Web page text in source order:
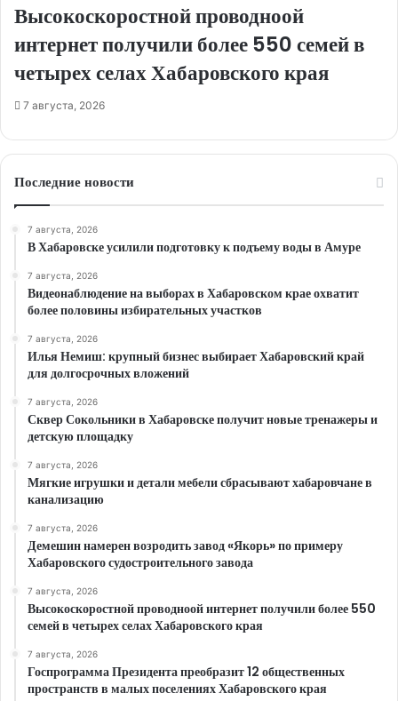
Высокоскоростной проводноой
интернет получили более 550 семей в
четырех селах Хабаровского края
7 августа, 2026
Последние новости
7 августа, 2026
В Хабаровске усилили подготовку к подъему воды в Амуре
7 августа, 2026
Видеонаблюдение на выборах в Хабаровском крае охватит
более половины избирательных участков
7 августа, 2026
Илья Немиш: крупный бизнес выбирает Хабаровский край
для долгосрочных вложений
7 августа, 2026
Сквер Сокольники в Хабаровске получит новые тренажеры и
детскую площадку
7 августа, 2026
Мягкие игрушки и детали мебели сбрасывают хабаровчане в
канализацию
7 августа, 2026
Демешин намерен возродить завод «Якорь» по примеру
Хабаровского судостроительного завода
7 августа, 2026
Высокоскоростной проводноой интернет получили более 550
семей в четырех селах Хабаровского края
7 августа, 2026
Госпрограмма Президента преобразит 12 общественных
пространств в малых поселениях Хабаровского края